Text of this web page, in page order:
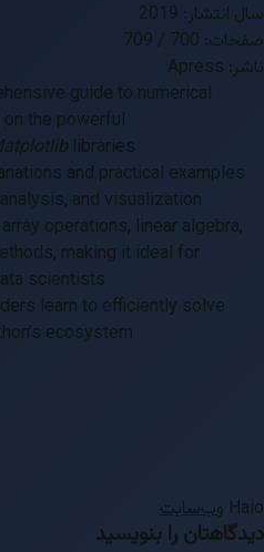
سال انتشار: 2019
صفحات: 700 / 709
ناشر: Apress
guide to numerical
the powerful
libraries.
and practical examples
and visualization.
operations, linear algebra,
making it ideal for
scientists.
learn to efficiently solve
ecosystem.
Haio وب‌سایت
دیدگاهتان را بنویسید